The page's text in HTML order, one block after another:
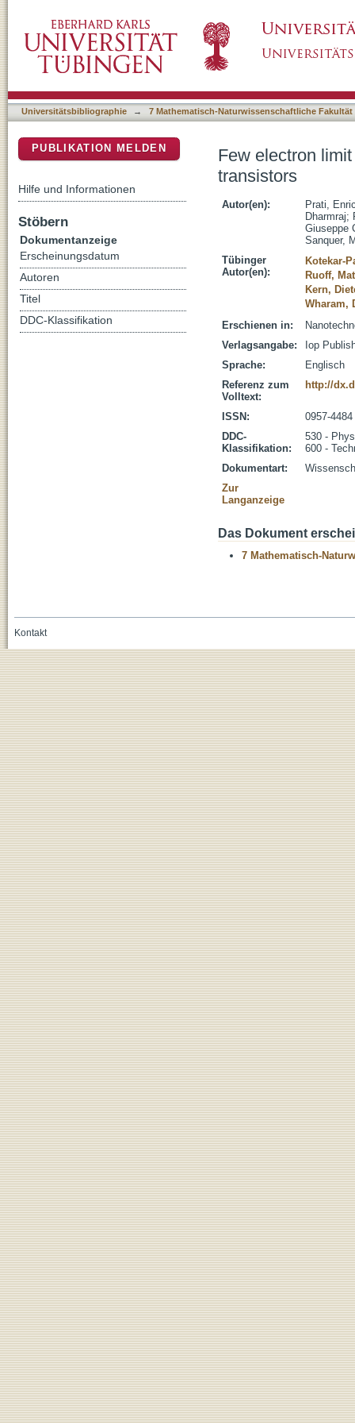
Universitätsbibliographie → 7 Mathematisch-Naturwissenschaftliche Fakultät
Few electron
transistors
Autor(en):
Prati,
Dharmraj;
Giuseppe
Sanquer,
Tübinger
Autor(en):
Kotekar-
Ruoff,
Kern,
Wharam,
Erschienen in:
Verlagsangabe:
Iop
Sprache:
Englisch
Referenz zum
Volltext:
http://
ISSN:
0957-4484
DDC-
Klassifikation:
530 -
600 -
Dokumentart:
Zur
Langanzeige
Das Dokument
7 Mathematisch-
PUBLIKATION MELDEN
Hilfe und Informationen
Stöbern
Dokumentanzeige
Erscheinungsdatum
Autoren
Titel
DDC-Klassifikation
Kontakt